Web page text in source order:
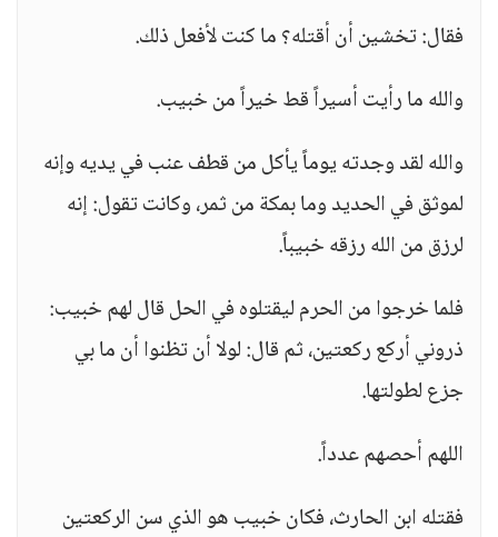
فقال: تخشين أن أقتله؟ ما كنت لأفعل ذلك.
والله ما رأيت أسيراً قط خيراً من خبيب.
والله لقد وجدته يوماً يأكل من قطف عنب في يديه وإنه
لموثق في الحديد وما بمكة من ثمر، وكانت تقول: إنه
لرزق من الله رزقه خبيباً.
فلما خرجوا من الحرم ليقتلوه في الحل قال لهم خبيب:
ذروني أركع ركعتين، ثم قال: لولا أن تظنوا أن ما بي
جزع لطولتها.
اللهم أحصهم عدداً.
فقتله ابن الحارث، فكان خبيب هو الذي سن الركعتين